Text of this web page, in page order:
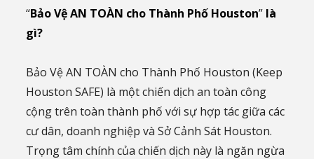
“Bảo Vệ AN TOÀN cho Thành Phố Houston” là
gì?
Bảo Vệ AN TOÀN cho Thành Phố Houston (Keep
Houston SAFE) là một chiến dịch an toàn công
cộng trên toàn thành phố với sự hợp tác giữa các
cư dân, doanh nghiệp và Sở Cảnh Sát Houston.
Trọng tâm chính của chiến dịch này là ngăn ngừa